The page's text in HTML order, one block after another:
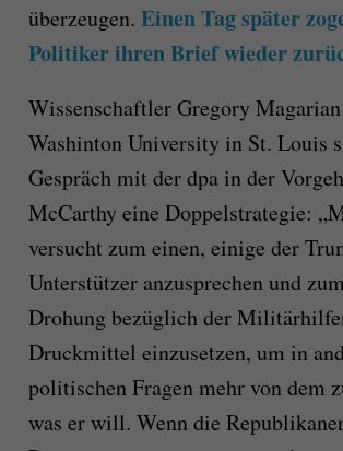
überzeugen. Einen Tag später
Politiker ihren Brief wieder
Wissenschaftler Gregory
Washinton University in St. Louis
Gespräch mit der dpa in der
McCarthy eine Doppelstrategie:
versucht zum einen, einige der
Unterstützer anzusprechen und
Drohung bezüglich der
Druckmittel einzusetzen, um in
politischen Fragen mehr von dem
was er will. Wenn die